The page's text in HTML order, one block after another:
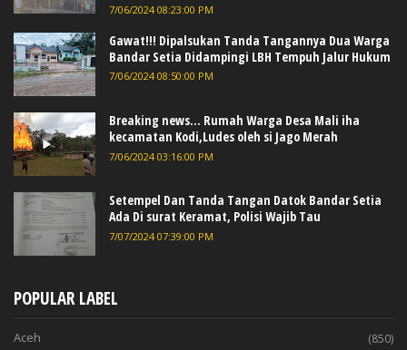
7/06/2024 08:23:00 PM
Gawat!!! Dipalsukan Tanda Tangannya Dua Warga
Bandar Setia Didampingi LBH Tempuh Jalur Hukum
7/06/2024 08:50:00 PM
Breaking news... Rumah Warga Desa Mali iha
kecamatan Kodi,Ludes oleh si Jago Merah
7/06/2024 03:16:00 PM
Setempel Dan Tanda Tangan Datok Bandar Setia
Ada Di surat Keramat, Polisi Wajib Tau
7/07/2024 07:39:00 PM
POPULAR LABEL
Aceh (850)